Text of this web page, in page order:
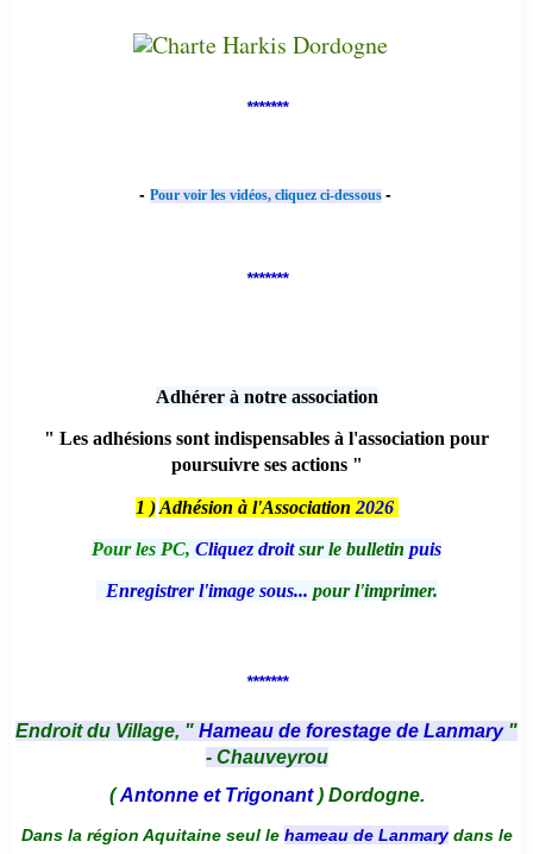
*******
- Pour voir les vidéos, cliquez ci-dessous -
*******
Adhérer à notre association
" Les adhésions sont indispensables à l'association pour
poursuivre ses actions "
1 ) Adhésion à l'Association 2026
Pour les PC, Cliquez droitsur le bulletin puis
Enregistrer l'image sous... pour l'imprimer.
*******
Endroit du Village, " Hameau de forestage de Lanmary "
- Chauveyrou
(Antonne et Trigonant) Dordogne.
Dans la région Aquitaine seul le hameau de Lanmarydans le